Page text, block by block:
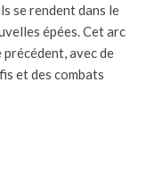
se rendent dans le
épées. Cet arc
avec de
et des combats